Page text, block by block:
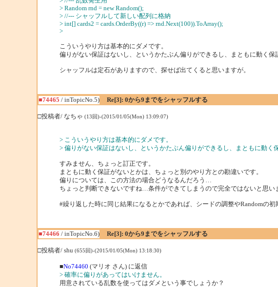
> Random rnd = new Random();
> //--- シャッフルして新しい配列に格納
> int[] cards2 = cards.OrderBy((r) => rnd.Next(100)).ToArray();
>
こういうやり方は基本的にダメです。
偏りがない保証はないし、というかたぶん偏りができるし、まともに動く保
シャッフルは定石がありますので、探せば出てくると思いますが。
■74465 / inTopicNo.5)
Re[3]: 0から9までをシャッフルする
□投稿者/ なちゃ (13回)-(2015/01/05(Mon) 13:09:07)
> こういうやり方は基本的にダメです。
> 偏りがない保証はないし、というかたぶん偏りができるし、まともに動く
すみません、ちょっと訂正です。
まともに動く保証がないとかは、ちょっと別のやり方との勘違いです。
偏りについては、この方法の場合どうなるんだろう…
ちょっと判断できないですね…条件ができてしまうので完全ではないと思い
#繰り返した時に同じ結果になるとかであれば、シードの調整やRandomの
■74466 / inTopicNo.6)
Re[3]: 0から9までをシャッフルする
□投稿者/ shu (655回)-(2015/01/05(Mon) 13:18:30)
■No74460 (マリオ さん) に返信
> 確率に偏りがあってはいけません。
用意されている乱数を使ってはダメという事でしょうか？